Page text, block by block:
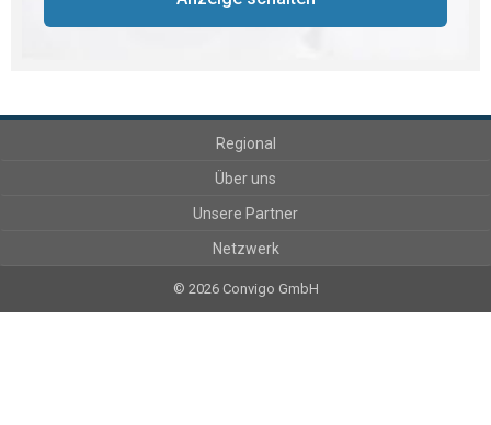
Regional
Über uns
Unsere Partner
Netzwerk
© 2026 Convigo GmbH